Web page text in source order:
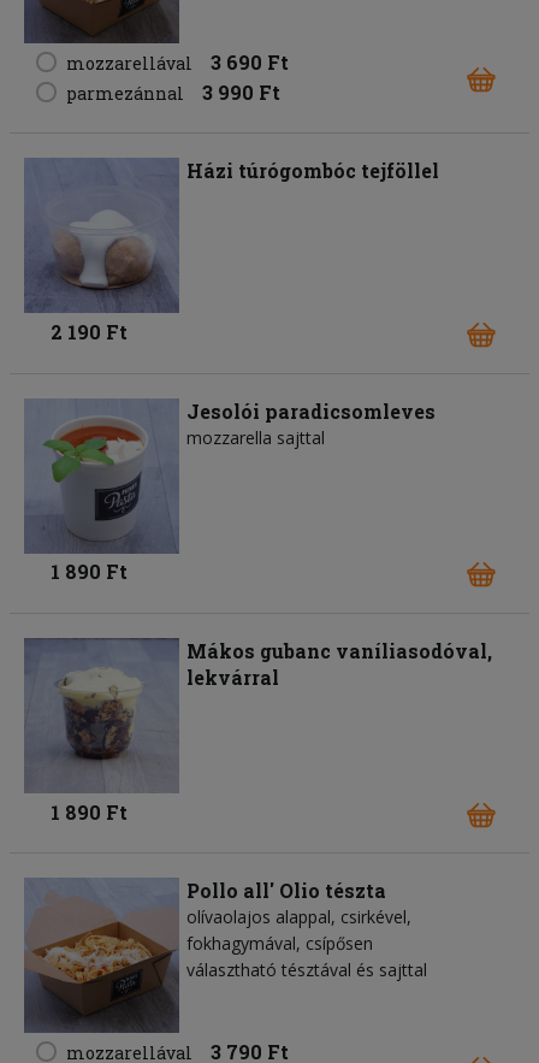
mozzarellával 3 690 Ft
parmezánnal 3 990 Ft
Házi túrógombóc tejföllel
2 190 Ft
Jesolói paradicsomleves
mozzarella sajttal
1 890 Ft
Mákos gubanc vaníliasodóval,
lekvárral
1 890 Ft
Pollo all' Olio tészta
olívaolajos alappal, csirkével,
fokhagymával, csípősen
választható tésztával és sajttal
mozzarellával 3 790 Ft